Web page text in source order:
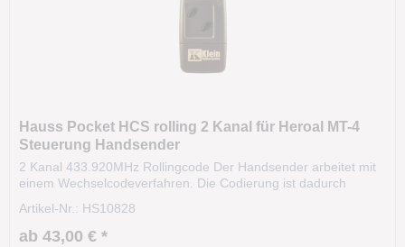
Hauss Pocket HCS rolling 2 Kanal für Heroal MT-4
Steuerung Handsender
2 Kanal 433.920MHz Rollingcode Der Handsender arbeitet mit
einem Wechselcodeverfahren. Die Codierung ist dadurch
bestimmten Regel (Algorithmus). Die Sendereichweite beträgt
ca. 35m und kann sogar aus dem KFZ heraus...
Artikel-Nr.: HS10828
ab 43,00 € *